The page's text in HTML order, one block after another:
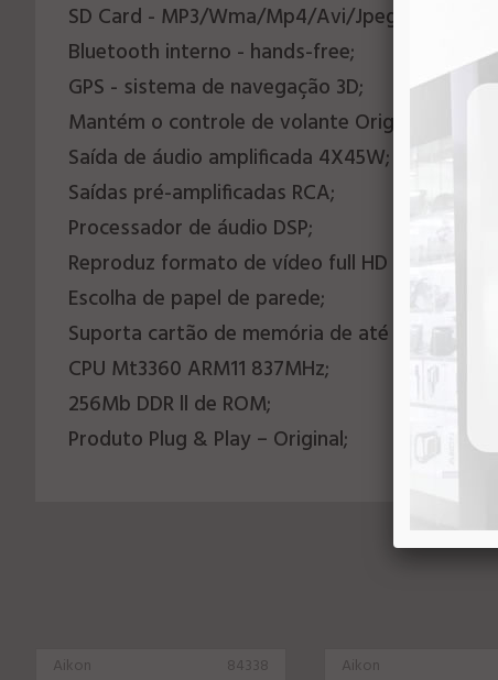
SD Card - MP3/Wma/Mp4/Avi/Jpeg;
Bluetooth interno - hands-free;
GPS - sistema de navegação 3D;
Mantém o controle de volante Original;
Saída de áudio amplificada 4X45W;
Saídas pré-amplificadas RCA;
Processador de áudio DSP;
Reproduz formato de vídeo full HD 1080P;
Escolha de papel de parede;
Suporta cartão de memória de até 32Gb;
CPU Mt3360 ARM11 837MHz;
256Mb DDR ll de ROM;
Produto Plug & Play – Original;
Aikon 84338 Aikon